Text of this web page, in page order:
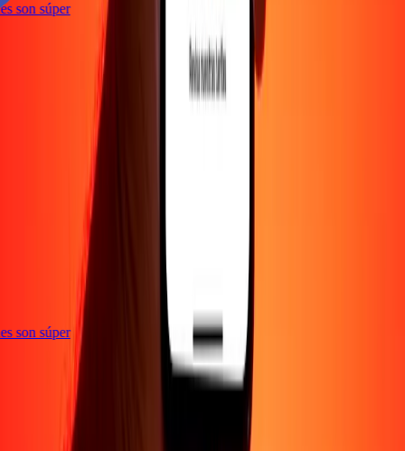
son súper
son súper